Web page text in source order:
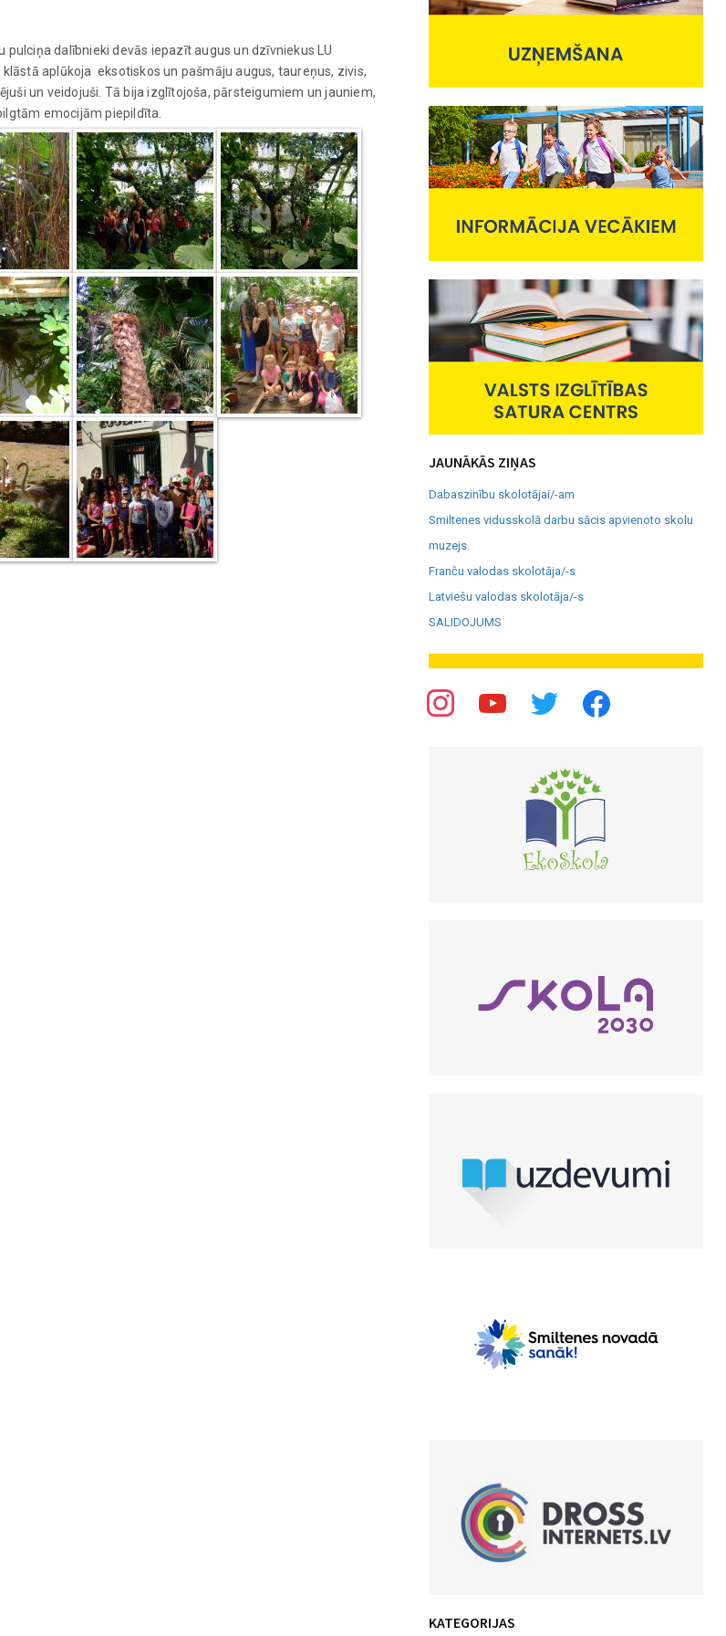
dalībnieki devās iepazīt augus un dzīvniekus LU
aplūkoja eksotiskos un pašmāju augus, taureņus, zivis,
un veidojuši. Tā bija izglītojoša, pārsteigumiem un jauniem,
emocijām piepildīta.
JAUNĀKĀS ZIŅAS
Dabaszinību skolotājai/-am
Smiltenes vidusskolā darbu sācis apvienoto skolu
muzejs.
Franču valodas skolotāja/-s
Latviešu valodas skolotāja/-s
SALIDOJUMS
KATEGORIJAS